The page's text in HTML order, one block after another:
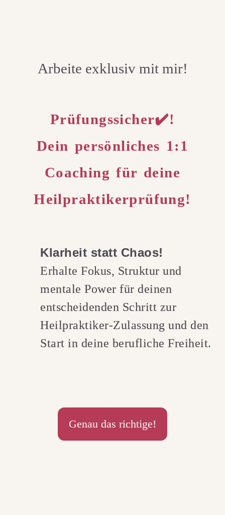
Arbeite exklusiv mit mir!
Prüfungssicher✔️!
Dein persönliches 1:1
Coaching für deine
Heilpraktikerprüfung!
Klarheit statt Chaos!
Erhalte Fokus, Struktur und
mentale Power für deinen
entscheidenden Schritt zur
Heilpraktiker-Zulassung und den
Start in deine berufliche Freiheit.
Genau das richtige!